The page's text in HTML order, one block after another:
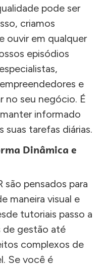
pode ser
criamos
ouvir em qualquer
episódios
e
no seu negócio. É
informado
tarefas diárias.
Dinâmica e
são pensados para
maneira visual e
tutoriais passo a
de gestão até
complexos de
Se você é